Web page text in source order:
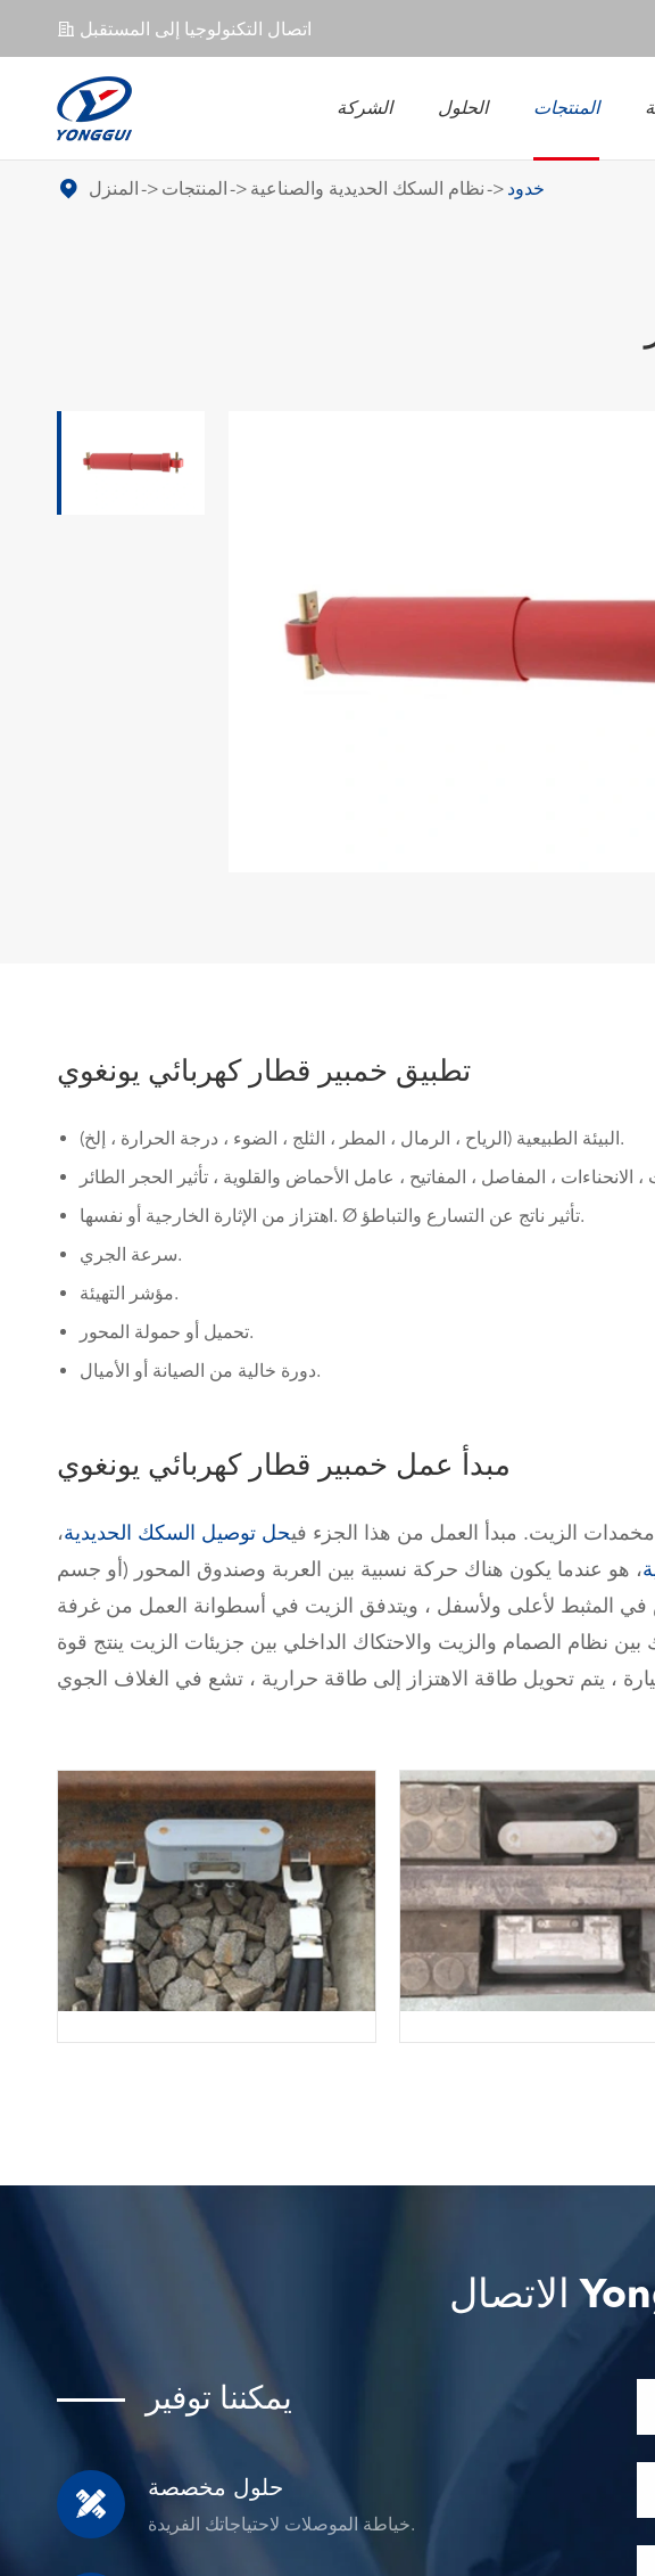
𐄀 اتصال التكنولوجيا إلى المستقبل
الشركة الحلول المنتجات
المنزل المنتجات نظام السكك الحديدية والصناعية خدود
تطبيق خمبير قطار كهربائي يونغوي
البيئة الطبيعية (الرياح ، الرمال ، المطر ، الثلج ، الضوء ، درجة الحرارة ، إلخ).
اهتزاز من الإثارة الخارجية أو نفسها. Ø تأثير ناتج عن التسارع والتباطؤ.
سرعة الجري.
مؤشر التهيئة.
تحميل أو حمولة المحور.
دورة خالية من الصيانة أو الأميال.
مبدأ عمل خمبير قطار كهربائي يونغوي
الزيت. مبدأ العمل من هذا الجزء فيحل توصيل السكك الحديدية،
، هو عندما يكون هناك حركة نسبية بين العربة وصندوق المحور (أو جسم
في المثبط لأعلى ولأسفل ، ويتدفق الزيت في أسطوانة العمل من غرفة
نظام الصمام والزيت والاحتكاك الداخلي بين جزيئات الزيت ينتج قوة
يمكننا توفير
 حلول مخصصة
خياطة الموصلات لاحتياجاتك الفريدة.